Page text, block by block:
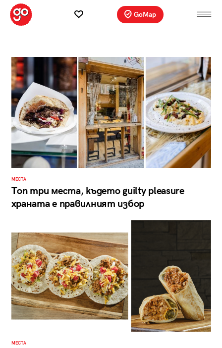
GoMap
МЕСТА
Топ три места, където guilty pleasure
храната е правилният избор
МЕСТА